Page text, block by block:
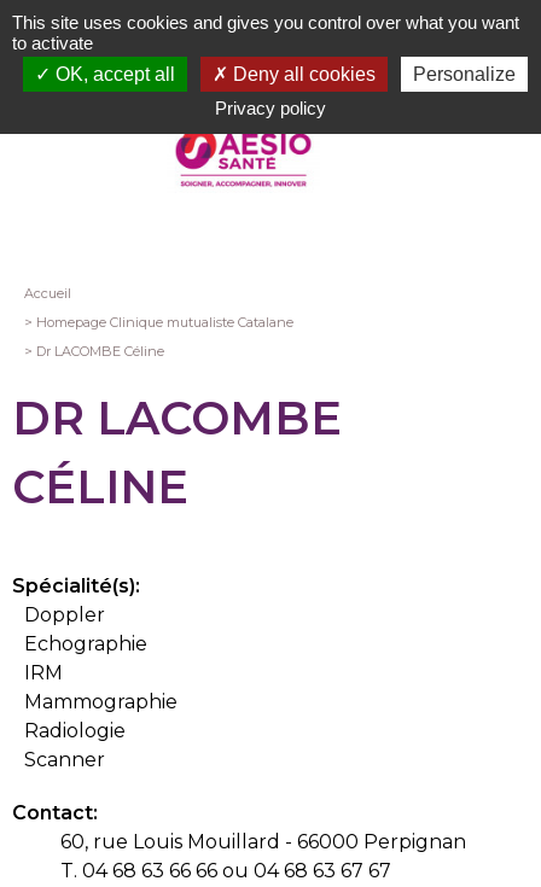
Aller
au
contenu
Fil
d'Ariane
Accueil
Homepage Clinique mutualiste Catalane
Dr LACOMBE Céline
DR LACOMBE
CÉLINE
Spécialité(s):
Doppler
Echographie
IRM
Mammographie
Radiologie
Scanner
Contact:
60, rue Louis Mouillard - 66000 Perpignan
T. 04 68 63 66 66 ou 04 68 63 67 67
This site uses cookies and gives you control over what you want
to activate
OK, accept all
Deny all cookies
Personalize
Privacy policy